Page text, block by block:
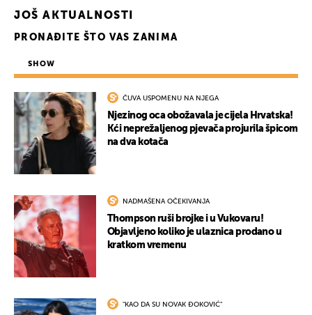
JOŠ AKTUALNOSTI
PRONAĐITE ŠTO VAS ZANIMA
SHOW
ČUVA USPOMENU NA NJEGA
Njezinog oca obožavala je cijela Hrvatska!
Kći neprežaljenog pjevača projurila špicom
na dva kotača
NADMAŠENA OČEKIVANJA
Thompson ruši brojke i u Vukovaru!
Objavljeno koliko je ulaznica prodano u
kratkom vremenu
"KAO DA SU NOVAK ĐOKOVIĆ"